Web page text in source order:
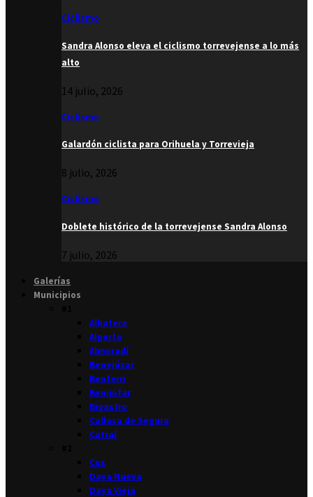
Ciclismo
Sandra Alonso eleva el ciclismo torrevejense a lo más
alto
14 julio, 2026
Ciclismo
Galardón ciclista para Orihuela y Torrevieja
8 julio, 2026
Ciclismo
Doblete histórico de la torrevejense Sandra Alonso
7 julio, 2026
Galerías
Municipios
Albatera
Algorfa
Almoradí
Benejúzar
Benferri
Benijófar
Bigastro
Callosa de Segura
Catral
Cox
Daya Nueva
Daya Vieja